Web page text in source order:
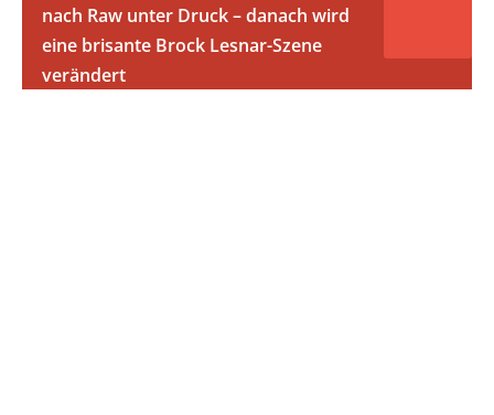
nach Raw unter Druck – danach wird
eine brisante Brock Lesnar-Szene
verändert